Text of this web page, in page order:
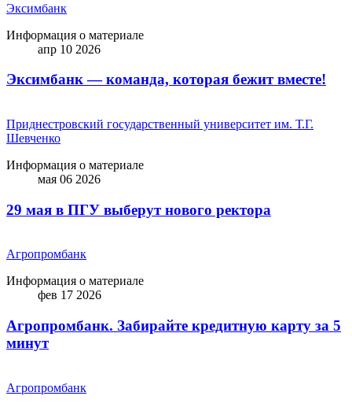
Эксимбанк
Информация о материале
апр 10 2026
Эксимбанк — команда, которая бежит вместе!
Приднестровский государственный университет им. Т.Г.
Шевченко
Информация о материале
мая 06 2026
29 мая в ПГУ выберут нового ректора
Агропромбанк
Информация о материале
фев 17 2026
Агропромбанк. Забирайте кредитную карту за 5
минут
Агропромбанк